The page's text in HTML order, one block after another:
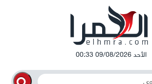
الأحد 09/08/2026 00:33